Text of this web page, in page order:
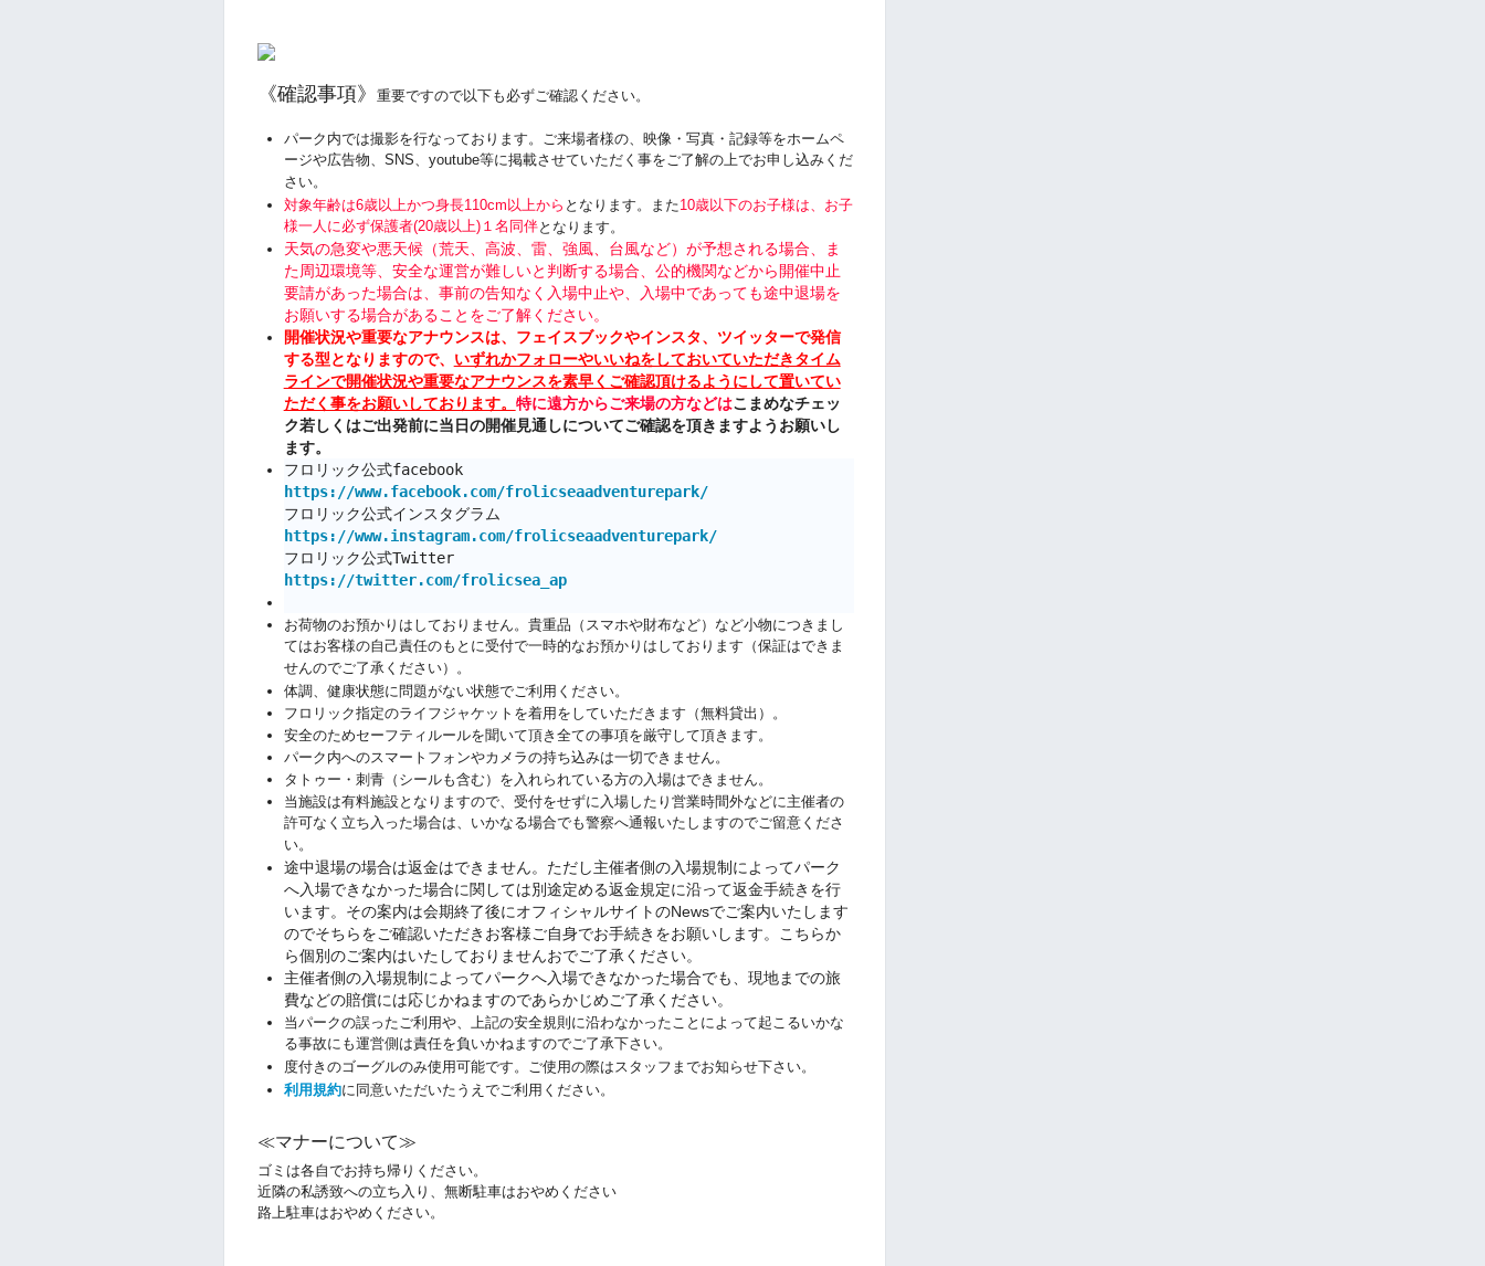
《確認事項》 重要ですので以下も必ずご確認ください。
パーク内では撮影を行なっております。ご来場者様の、映像・写真・記録等をホームペ
ージや広告物、SNS、youtube等に掲載させていただく事をご了解の上でお申し込みくだ
さい。
対象年齢は6歳以上かつ身長110cm以上から となります。また10歳以下のお子様は、お子
様一人に必ず保護者(20歳以上)１名同伴となります。
天気の急変や悪天候（荒天、高波、雷、強風、台風など）が予想される場合、ま
た周辺環境等、安全な運営が難しいと判断する場合、公的機関などから開催中止
要請があった場合は、事前の告知なく入場中止や、入場中であっても途中退場を
お願いする場合があることをご了解ください。
開催状況や重要なアナウンスは、フェイスブックやインスタ、ツイッターで発信
する型となりますので、 いずれかフォローやいいねをしておいていただきタイム
ラインで開催状況や重要なアナウンスを素早くご確認頂けるようにして置いてい
ただく事をお願いしております。 特に遠方からご来場の方などはこまめなチェッ
ク若しくはご出発前に当日の開催見通しについてご確認を頂きますようお願いし
ます。
フロリック公式facebook
https://www.facebook.com/frolicseaadventurepark/
フロリック公式インスタグラム
https://www.instagram.com/frolicseaadventurepark/
フロリック公式Twitter
https://twitter.com/frolicsea_ap
お荷物のお預かりはしておりません。貴重品（スマホや財布など）など小物につきまし
てはお客様の自己責任のもとに受付で一時的なお預かりはしております（保証はできま
せんのでご了承ください）。
体調、健康状態に問題がない状態でご利用ください。
フロリック指定のライフジャケットを着用をしていただきます（無料貸出）。
安全のためセーフティルールを聞いて頂き全ての事項を厳守して頂きます。
パーク内へのスマートフォンやカメラの持ち込みは一切できません。
タトゥー・刺青（シールも含む）を入れられている方の入場はできません。
当施設は有料施設となりますので、受付をせずに入場したり営業時間外などに主催者の
許可なく立ち入った場合は、いかなる場合でも警察へ通報いたしますのでご留意くださ
い。
途中退場の場合は返金はできません。ただし主催者側の入場規制によってパーク
へ入場できなかった場合に関しては別途定める返金規定に沿って返金手続きを行
います。その案内は会期終了後にオフィシャルサイトのNewsでご案内いたします
のでそちらをご確認いただきお客様ご自身でお手続きをお願いします。こちらか
ら個別のご案内はいたしておりませんおでご了承ください。
主催者側の入場規制によってパークへ入場できなかった場合でも
、現地までの旅
費などの賠償には応じかねますのであらかじめご了承ください。
当パークの誤ったご利用や、上記の安全規則に沿わなかったことによって起こるいかな
る事故にも運営側は責任を負いかねますのでご了承下さい。
度付きのゴーグルのみ使用可能です。ご使用の際はスタッフまでお知らせ下さい。
利用規約に同意いただいたうえでご利用ください。
≪マナーについて≫
ゴミは各自でお持ち帰りください。
近隣の私誘致への立ち入り、無断駐車はおやめください
路上駐車はおやめください。